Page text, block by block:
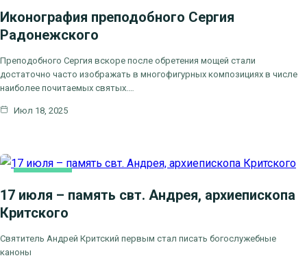
Иконография преподобного Сергия
Радонежского
Преподобного Сергия вскоре после обретения мощей стали
достаточно часто изображать в многофигурных композициях в числе
наиболее почитаемых святых.…
Июл 18, 2025
17 июля – память свт. Андрея, архиепископа
Критского
Святитель Андрей Критский первым стал писать богослужебные
каноны